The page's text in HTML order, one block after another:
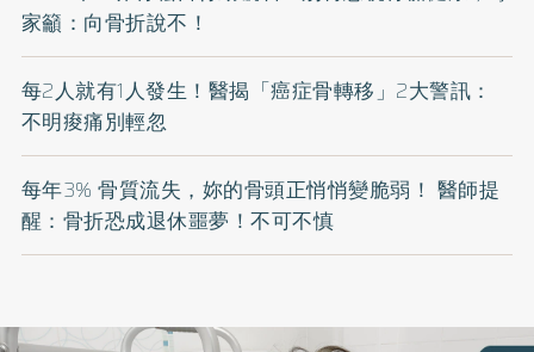
家籲：向骨折說不！
每2人就有1人發生！醫揭「癌症骨轉移」2大警訊：
不明痠痛別輕忽
每年3% 骨質流失，妳的骨頭正悄悄變脆弱！ 醫師提
醒：骨折恐成退休噩夢！不可不慎